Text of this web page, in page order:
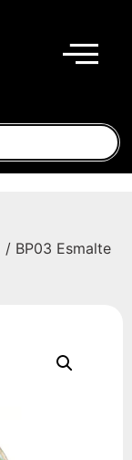
/ BP03 Esmalte